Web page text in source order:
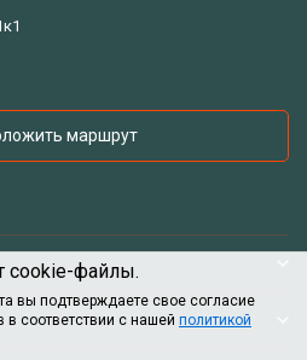
cookie-файлы.
вы подтверждаете свое согласие
соответствии с нашей политикой
маршрут